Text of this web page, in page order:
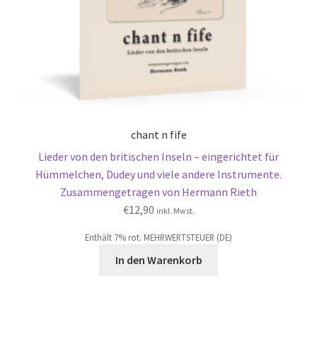
chant n fife
Lieder von den britischen Inseln – eingerichtet für
Hümmelchen, Dudey und viele andere Instrumente.
Zusammengetragen von Hermann Rieth
€12,90 inkl. Mwst.
Enthält 7% rot. MEHRWERTSTEUER (DE)
In den Warenkorb